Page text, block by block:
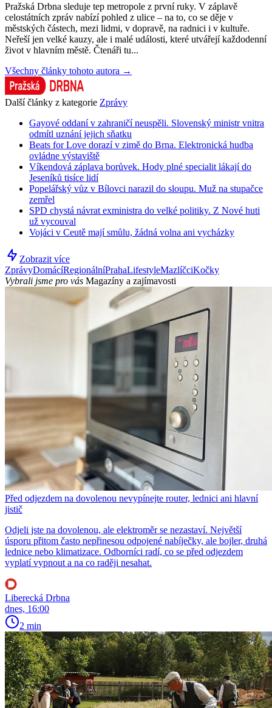
Pražská Drbna sleduje tep metropole z první ruky. V záplavě
celostátních zpráv nabízí pohled z ulice – na to, co se děje v
městských částech, mezi lidmi, v dopravě, na radnici i v kultuře.
Neřeší jen velké kauzy, ale i malé události, které utvářejí každodenní
život v hlavním městě. Čtenáři tu...
Všechny články tohoto autora →
Další články z kategorie Zprávy
Gayové oddaní v zahraničí neuspěli. Slovenský ministr vnitra
odmítl uznání jejich sňatku
Beats for Love dorazí v zimě do Brna. Elektronická hudba
ovládne výstaviště
Víkendová záplava borůvek. Hody plné specialit lákají do
Jeseníků tisíce lidí
Popelářský vůz v Bílovci narazil do sloupu. Muž na stupačce
zemřel
SPD chystá návrat exministra do velké politiky. Z Nové huti
už vycouval
Vojáci v Ceutě mají smůlu, žádná volna ani vycházky
Zobrazit více
ZprávyDomácíRegionálníPrahaLifestyleMazlíčciKočky
Vybrali jsme pro vás Magazíny a zajímavosti
Před odjezdem na dovolenou nevypínejte router, lednici ani hlavní
jistič
Odjeli jste na dovolenou, ale elektroměr se nezastaví. Největší
úsporu přitom často nepřinesou odpojené nabíječky, ale bojler, druhá
lednice nebo klimatizace. Odborníci radí, co se před odjezdem
vyplatí vypnout a na co raději nesahat.
Liberecká Drbna
dnes, 16:00
2 min